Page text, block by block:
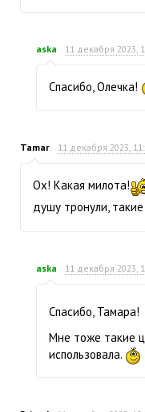
aska 11 декабря 2023,
Спасибо, Олечка!
Tamar 11 декабря 2023,
Ох! Какая милота!
душу тронули,
aska 11 декабря 2023,
Спасибо, Тамара!
Мне тоже такие
использовала.